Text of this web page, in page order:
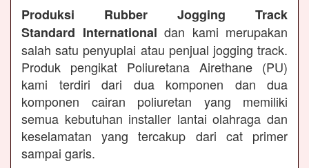
Produksi Rubber Jogging Track
Standard International dan kami merupakan
salah satu penyuplai atau penjual jogging track.
Produk pengikat Poliuretana Airethane (PU)
kami terdiri dari dua komponen dan dua
komponen cairan poliuretan yang memiliki
semua kebutuhan installer lantai olahraga dan
keselamatan yang tercakup dari cat primer
sampai garis.